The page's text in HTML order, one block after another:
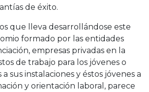
de éxito.
que lleva desarrollándose este
formado por las entidades
empresas privadas en la
de trabajo para los jóvenes o
a sus instalaciones y éstos jóvenes a
y orientación laboral, parece